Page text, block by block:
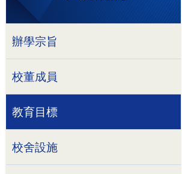
辦學宗旨
校董成員
教育目標
校舍設施